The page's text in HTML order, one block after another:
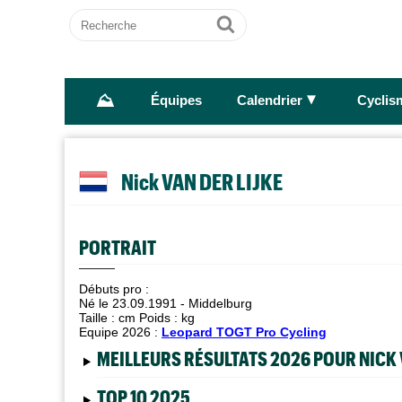
Recherche
Ok
⛰ Équipes Calendrier ►
Nick VAN DER LIJKE
PORTRAIT
Débuts pro :
Né le 23.09.1991 - Middelburg
Taille : cm Poids : kg
Equipe 2026 : Leopard TOGT Pro Cycling
MEILLEURS RÉSULTATS 2026 POUR NICK
TOP 10 2025